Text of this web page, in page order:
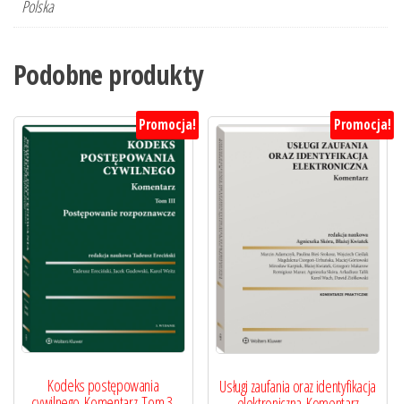
Polska
Podobne produkty
Promocja!
Kodeks postępowania
Promocja!
Usługi zaufania oraz identyfikacja